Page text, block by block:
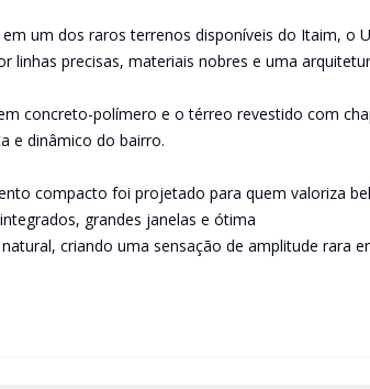
um dos raros terrenos disponíveis do Itaim, o
linhas precisas, materiais nobres e uma
concreto-polímero e o térreo revestido com
e dinâmico do bairro.
compacto foi projetado para quem valoriza
grandes janelas e ótima
criando uma sensação de amplitude rara